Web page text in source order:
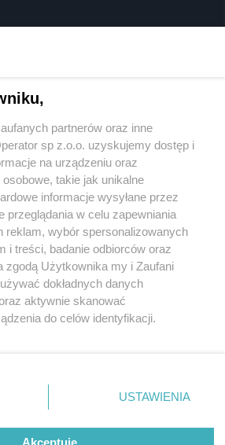
3 / 0
regulamin korzystania z portali
Skontakuj sięz nami
Kontakt
Wydawca
Redakcja
partnerów oraz inne
sp z.o.o. uzyskujemy dostęp i
na urządzeniu oraz
takie jak unikalne
informacje wysyłane przez
przeglądania w celu zapewniania
reklam, wybór spersonalizowanych
i treści, badanie odbiorców oraz
zgodą Użytkownika my i Zaufani
dokładnych danych
aktywnie skanować
do celów identyfikacji.
przycisk ustawień prywatności
dolnym rogu strony
danych nie wymagają zgody
prawo sprzeciwić się takiemu
USTAWIENIA
Akceptuję